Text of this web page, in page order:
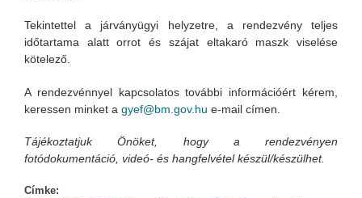
Tekintettel a járványügyi helyzetre, a rendezvény teljes
időtartama alatt orrot és szájat eltakaró maszk viselése
kötelező.
A rendezvénnyel kapcsolatos további információért kérem,
keressen minket a gyef@bm.gov.hu e-mail címen.
Tájékoztatjuk Önöket, hogy a rendezvényen
fotódokumentáció, videó- és hangfelvétel készül/készülhet.
Címke: